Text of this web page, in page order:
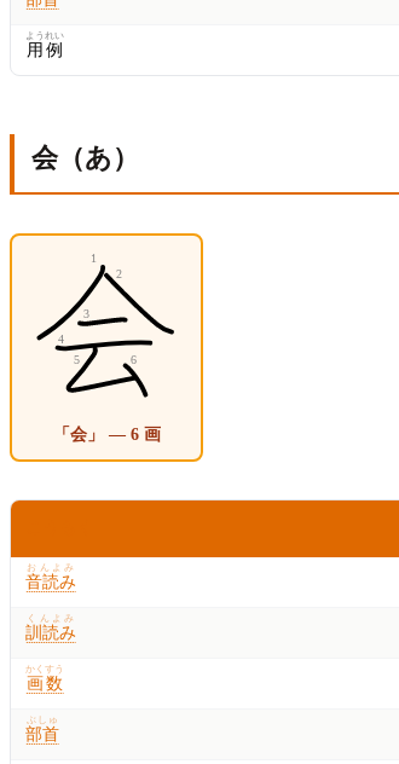
用例
ようれい
会（あ）
「会」 — 6 画
音読み
おんよみ
訓読み
くんよみ
画数
かくすう
部首
ぶしゅ